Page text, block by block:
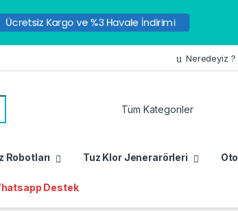
Neredeyiz ?
Robotları Tuz Klor Jenerarörleri
Destek
Ücretsiz Kargo ve %3 Havale İndirimi